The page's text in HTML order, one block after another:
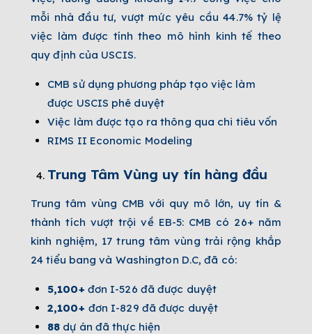
mỗi nhà đầu tư, vượt mức yêu cầu44.7%tỷ lệ
việc làm được tính theo mô hình kinh tế theo
quy định của USCIS.
CMB sử dụng phương pháp tạo việc làm
được USCIS phê duyệt
Việc làm được tạo ra thông qua chi tiêu vốn
RIMS II Economic Modeling
Trung Tâm Vùng uy tín hàng đầu
Trung tâm vùng CMB với quy mô lớn, uy tín &
thành tích vượt trội về EB-5: CMB có 26+ năm
kinh nghiệm, 17 trung tâm vùng trải rộng khắp
24 tiểu bang và Washington D.C, đã có:
5,100+ đơn I-526 đã được duyệt
2,100+ đơn I-829 đã được duyệt
88 dự án đã thực hiện